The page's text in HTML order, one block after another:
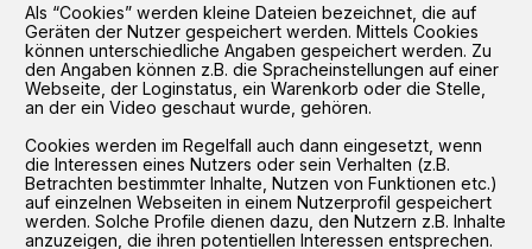
Als “Cookies” werden kleine Dateien bezeichnet, die auf
Geräten der Nutzer gespeichert werden. Mittels Cookies
können unterschiedliche Angaben gespeichert werden. Zu
den Angaben können z.B. die Spracheinstellungen auf einer
Webseite, der Loginstatus, ein Warenkorb oder die Stelle,
an der ein Video geschaut wurde, gehören.
Cookies werden im Regelfall auch dann eingesetzt, wenn
die Interessen eines Nutzers oder sein Verhalten (z.B.
Betrachten bestimmter Inhalte, Nutzen von Funktionen etc.)
auf einzelnen Webseiten in einem Nutzerprofil gespeichert
werden. Solche Profile dienen dazu, den Nutzern z.B. Inhalte
anzuzeigen, die ihren potentiellen Interessen entsprechen.